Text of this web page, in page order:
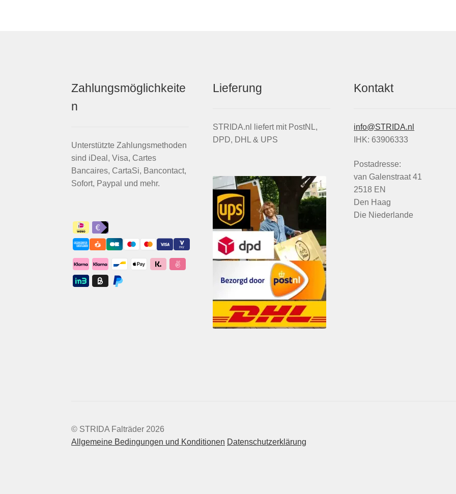
Zahlungsmöglichkeite
n
Unterstützte Zahlungsmethoden
sind iDeal, Visa, Cartes
Bancaires, CartaSi, Bancontact,
Sofort, Paypal und mehr.
Lieferung
STRIDA.nl liefert mit PostNL,
DPD, DHL & UPS
Kontakt
info@STRIDA.nl
IHK: 63906333
Postadresse:
van Galenstraat 41
2518 EN
Den Haag
Die Niederlande
© STRIDA Falträder 2026
Allgemeine Bedingungen und Konditionen Datenschutzerklärung